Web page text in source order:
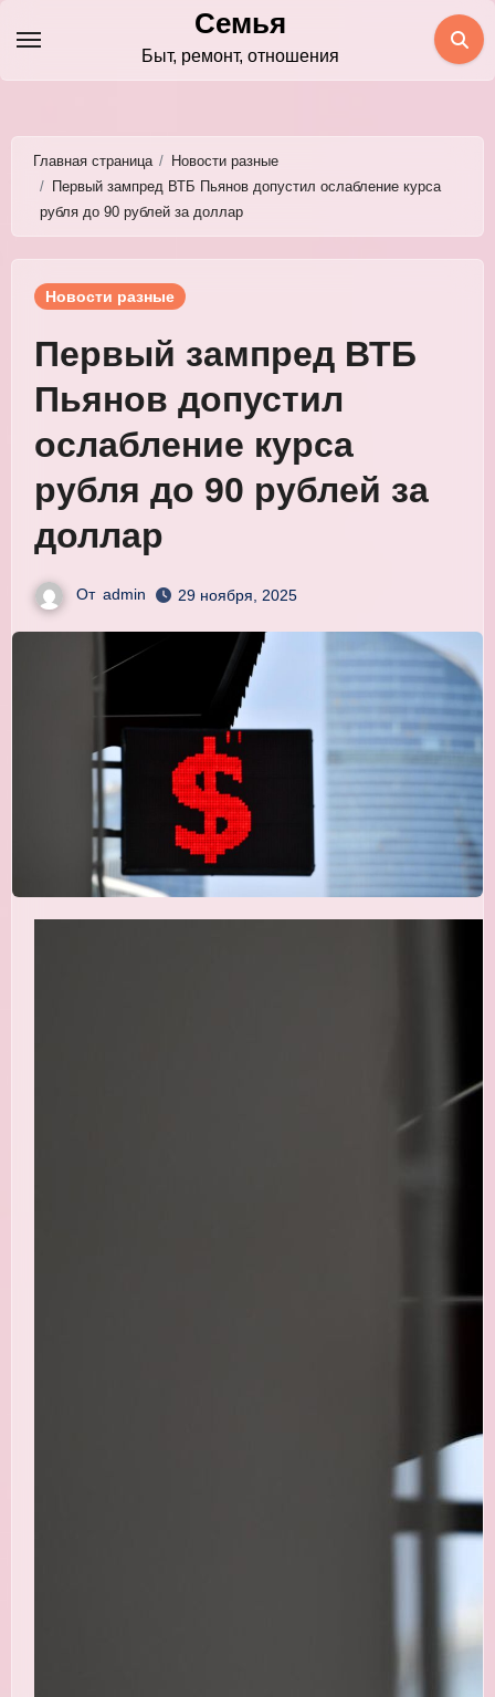
содержимому
Семья
Быт, ремонт, отношения
Главная страница
Новости разные
Первый зампред ВТБ Пьянов допустил ослабление курса
рубля до 90 рублей за доллар
Новости разные
Первый зампред ВТБ
Пьянов допустил
ослабление курса
рубля до 90 рублей за
доллар
От admin 29 ноября, 2025